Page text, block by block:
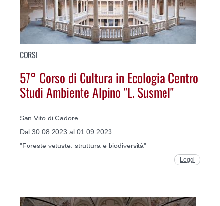
CORSI
57° Corso di Cultura in Ecologia Centro
Studi Ambiente Alpino "L. Susmel"
San Vito di Cadore
Dal 30.08.2023 al 01.09.2023
"Foreste vetuste: struttura e biodiversità"
Leggi